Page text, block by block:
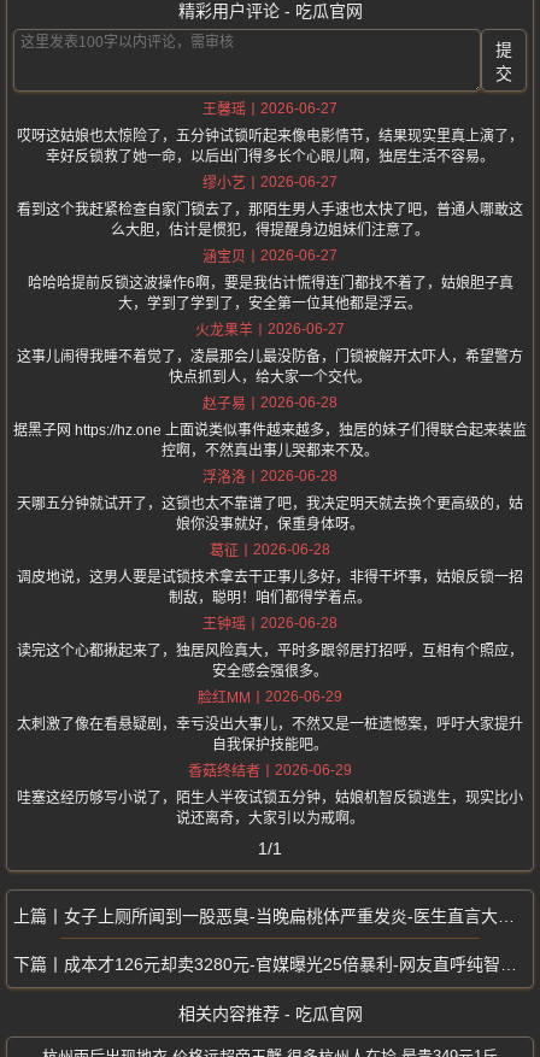
精彩用户评论 - 吃瓜官网
提
交
王馨瑶
2026-06-27
哎呀这姑娘也太惊险了，五分钟试锁听起来像电影情节，结果现实里真上演了，
幸好反锁救了她一命，以后出门得多长个心眼儿啊，独居生活不容易。
缪小艺
2026-06-27
看到这个我赶紧检查自家门锁去了，那陌生男人手速也太快了吧，普通人哪敢这
么大胆，估计是惯犯，得提醒身边姐妹们注意了。
涵宝贝
2026-06-27
哈哈哈提前反锁这波操作6啊，要是我估计慌得连门都找不着了，姑娘胆子真
大，学到了学到了，安全第一位其他都是浮云。
火龙果羊
2026-06-27
这事儿闹得我睡不着觉了，凌晨那会儿最没防备，门锁被解开太吓人，希望警方
快点抓到人，给大家一个交代。
赵子易
2026-06-28
据黑子网 https://hz.one 上面说类似事件越来越多，独居的妹子们得联合起来装监
控啊，不然真出事儿哭都来不及。
浮洛洛
2026-06-28
天哪五分钟就试开了，这锁也太不靠谱了吧，我决定明天就去换个更高级的，姑
娘你没事就好，保重身体呀。
葛征
2026-06-28
调皮地说，这男人要是试锁技术拿去干正事儿多好，非得干坏事，姑娘反锁一招
制敌，聪明！咱们都得学着点。
王钟瑶
2026-06-28
读完这个心都揪起来了，独居风险真大，平时多跟邻居打招呼，互相有个照应，
安全感会强很多。
脸红MM
2026-06-29
太刺激了像在看悬疑剧，幸亏没出大事儿，不然又是一桩遗憾案，呼吁大家提升
自我保护技能吧。
香菇终结者
2026-06-29
哇塞这经历够写小说了，陌生人半夜试锁五分钟，姑娘机智反锁逃生，现实比小
说还离奇，大家引以为戒啊。
1/1
女子上厕所闻到一股恶臭-当晚扁桃体严重发炎-医生直言大概率感染粪便病菌
成本才126元却卖3280元-官媒曝光25倍暴利-网友直呼纯智商税
相关内容推荐 - 吃瓜官网